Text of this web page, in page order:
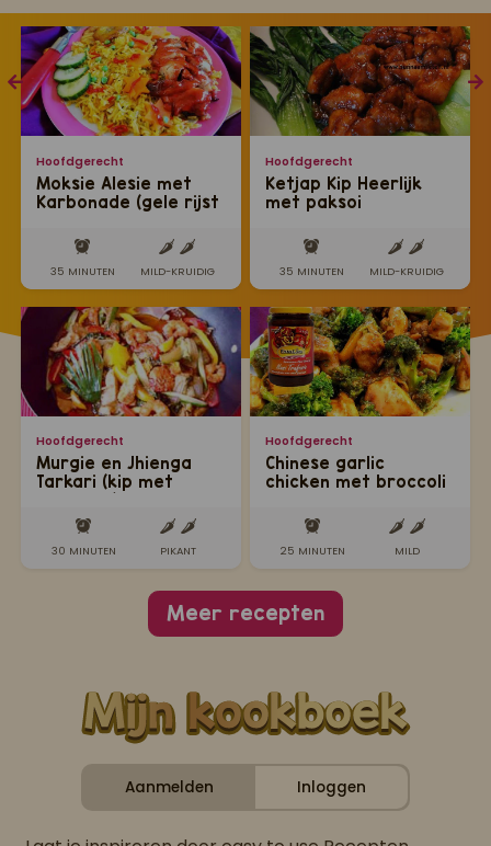
Hoofdgerecht
Moksie Alesie met
Karbonade (gele rijst
gemarineerde
karbonade)
35 MINUTEN MILD-KRUIDIG
Hoofdgerecht
Murgie en Jhienga
Tarkari (kip met
30 MINUTEN PIKANT
Hoofdgerecht
Ketjap Kip Heerlijk
met paksoi
35 MINUTEN MILD-KRUIDIG
Hoofdgerecht
Chinese garlic
chicken met broccoli
25 MINUTEN MILD
Meer recepten
Aanmelden Inloggen